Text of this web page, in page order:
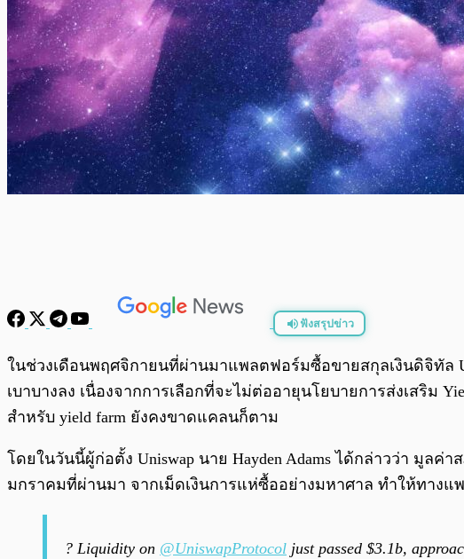
ฟังสรุปข่าว
พร้อมเล่น
ในช่วงเดือนพฤศจิกายนที่ผ่านมาแพลตฟอร์มซื้อขายสกุลเงินดิจิทัล
เบาบางลง เนื่องจากการเลือกที่จะไม่ต่ออายุนโยบายการส่งเสริ
สำหรับ yield farm ยังคงขาดแคลนก็ตาม
โดยในวันนี้ผู้ก่อตั้ง Uniswap นาย Hayden Adams ได้กล่าวว่า มู
มกราคมที่ผ่านมา จากเม็ดเงินการแห่ซื้ออย่างมหาศาล ทำให้ทางแ
? Liquidity on @UniswapProtocol just passed $3.1b,